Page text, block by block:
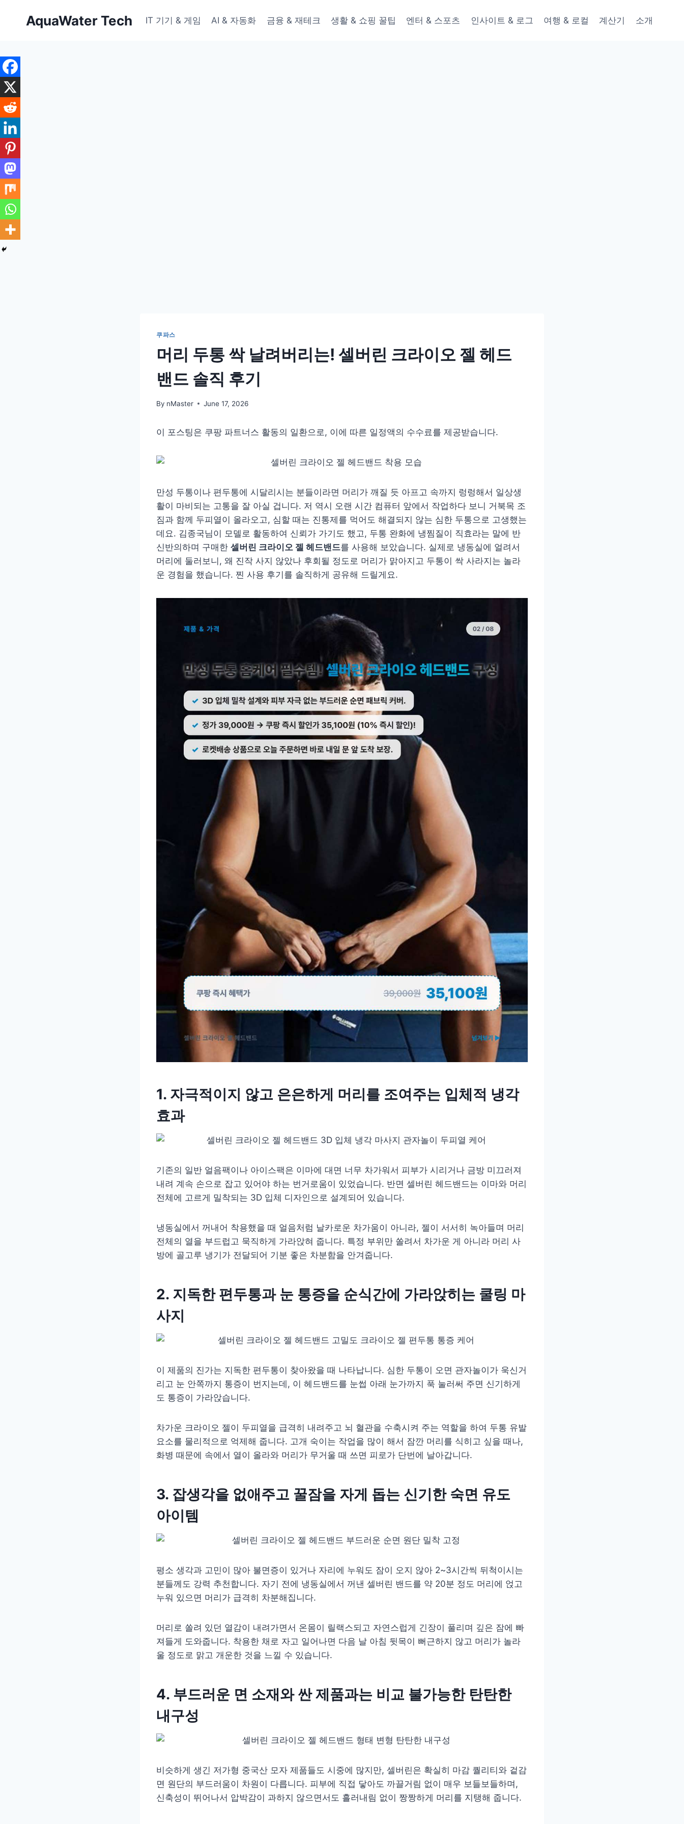
AquaWater Tech IT 기기 & 게임 AI & 자동화 금융 & 재테크 생활 & 쇼핑 꿀팁 엔터 & 스포츠 인사이트 & 로그 여행 & 로컬 계산기 소개
쿠파스
머리 두통 싹 날려버리는! 셀버린 크라이오 젤 헤드
밴드 솔직 후기
By nMaster June 17, 2026
이 포스팅은 쿠팡 파트너스 활동의 일환으로, 이에 따른 일정액의 수수료를 제공받습니다.
만성 두통이나 편두통에 시달리시는 분들이라면 머리가 깨질 듯 아프고 속까지 렁렁해서 일상생
활이 마비되는 고통을 잘 아실 겁니다. 저 역시 오랜 시간 컴퓨터 앞에서 작업하다 보니 거북목 조
짐과 함께 두피열이 올라오고, 심할 때는 진통제를 먹어도 해결되지 않는 심한 두통으로 고생했는
데요. 김종국님이 모델로 활동하여 신뢰가 가기도 했고, 두통 완화에 냉찜질이 직효라는 말에 반
신반의하며 구매한 셀버린 크라이오 젤 헤드밴드를 사용해 보았습니다. 실제로 냉동실에 얼려서
머리에 둘러보니, 왜 진작 사지 않았나 후회될 정도로 머리가 맑아지고 두통이 싹 사라지는 놀라
운 경험을 했습니다. 찐 사용 후기를 솔직하게 공유해 드릴게요.
1. 자극적이지 않고 은은하게 머리를 조여주는 입체적 냉각
효과
기존의 일반 얼음팩이나 아이스팩은 이마에 대면 너무 차가워서 피부가 시리거나 금방 미끄러져
내려 계속 손으로 잡고 있어야 하는 번거로움이 있었습니다. 반면 셀버린 헤드밴드는 이마와 머리
전체에 고르게 밀착되는 3D 입체 디자인으로 설계되어 있습니다.
냉동실에서 꺼내어 착용했을 때 얼음처럼 날카로운 차가움이 아니라, 젤이 서서히 녹아들며 머리
전체의 열을 부드럽고 묵직하게 가라앉혀 줍니다. 특정 부위만 쏠려서 차가운 게 아니라 머리 사
방에 골고루 냉기가 전달되어 기분 좋은 차분함을 안겨줍니다.
2. 지독한 편두통과 눈 통증을 순식간에 가라앉히는 쿨링 마
사지
이 제품의 진가는 지독한 편두통이 찾아왔을 때 나타납니다. 심한 두통이 오면 관자놀이가 욱신거
리고 눈 안쪽까지 통증이 번지는데, 이 헤드밴드를 눈썹 아래 눈가까지 푹 눌러써 주면 신기하게
도 통증이 가라앉습니다.
차가운 크라이오 젤이 두피열을 급격히 내려주고 뇌 혈관을 수축시켜 주는 역할을 하여 두통 유발
요소를 물리적으로 억제해 줍니다. 고개 숙이는 작업을 많이 해서 잠깐 머리를 식히고 싶을 때나,
화병 때문에 속에서 열이 올라와 머리가 무거울 때 쓰면 피로가 단번에 날아갑니다.
3. 잡생각을 없애주고 꿀잠을 자게 돕는 신기한 숙면 유도
아이템
평소 생각과 고민이 많아 불면증이 있거나 자리에 누워도 잠이 오지 않아 2~3시간씩 뒤척이시는
분들께도 강력 추천합니다. 자기 전에 냉동실에서 꺼낸 셀버린 밴드를 약 20분 정도 머리에 얹고
누워 있으면 머리가 급격히 차분해집니다.
머리로 쏠려 있던 열감이 내려가면서 온몸이 릴랙스되고 자연스럽게 긴장이 풀리며 깊은 잠에 빠
져들게 도와줍니다. 착용한 채로 자고 일어나면 다음 날 아침 뒷목이 뻐근하지 않고 머리가 놀라
울 정도로 맑고 개운한 것을 느낄 수 있습니다.
4. 부드러운 면 소재와 싼 제품과는 비교 불가능한 탄탄한
내구성
비슷하게 생긴 저가형 중국산 모자 제품들도 시중에 많지만, 셀버린은 확실히 마감 퀄리티와 겉감
면 원단의 부드러움이 차원이 다릅니다. 피부에 직접 닿아도 까끌거림 없이 매우 보들보들하며,
신축성이 뛰어나서 압박감이 과하지 않으면서도 흘러내림 없이 짱짱하게 머리를 지탱해 줍니다.